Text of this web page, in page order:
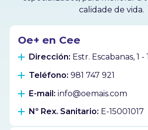
calidade de vida.
Oe+ en Cee
Dirección: Estr. Escabanas, 1 -
Teléfono: 981 747 921
E-mail: info@oemais.com
Nº Rex. Sanitario: E-15001017